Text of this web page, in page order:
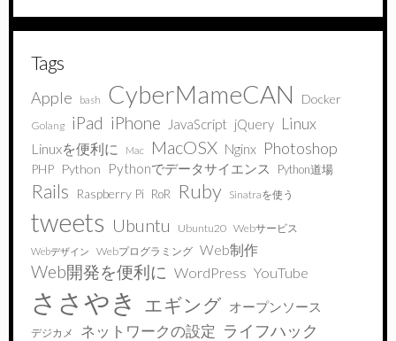
Tags
Apple bash CyberMameCAN Docker
Golang iPad iPhone JavaScript jQuery Linux
Linuxを便利に Mac MacOSX Nginx Photoshop
PHP Python Pythonでデータサイエンス Python道場
Rails Raspberry Pi RoR Ruby Sinatraを使う
tweets Ubuntu Ubuntu20 Webサービス
Webデザイン Webプログラミング Web制作
Web開発を便利に WordPress YouTube
ささやき エギング オープンソース
デジカメ ネットワークの設定 ライフハック